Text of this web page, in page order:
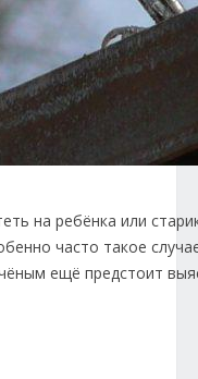
на ребёнка или
часто такое
ещё предстоит